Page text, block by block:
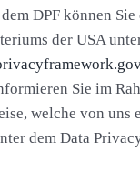
DPF können Sie
der USA
Sie im
welche von uns
dem Data